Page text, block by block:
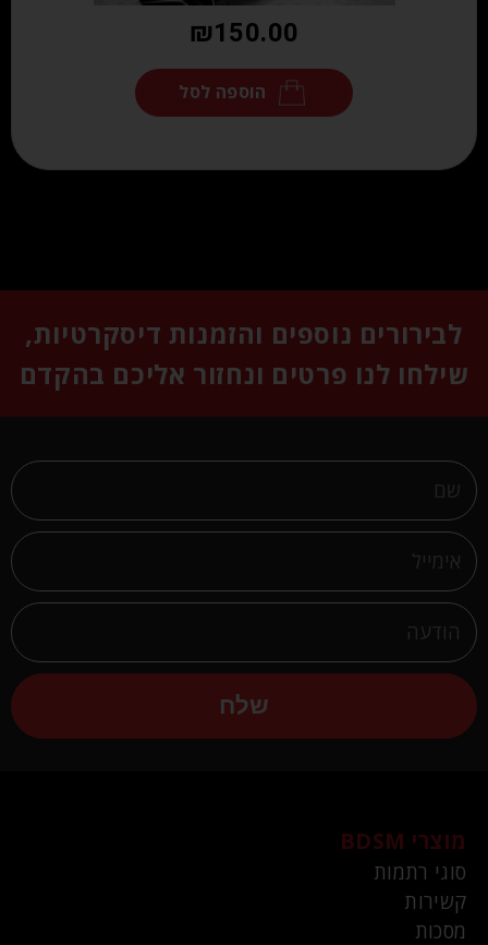
₪150.00
הוספה לסל
לבירורים נוספים והזמנות דיסקרטיות,
שילחו לנו פרטים ונחזור אליכם בהקדם
שלח
מוצרי BDSM
סוגי רתמות
קשירות
מסכות